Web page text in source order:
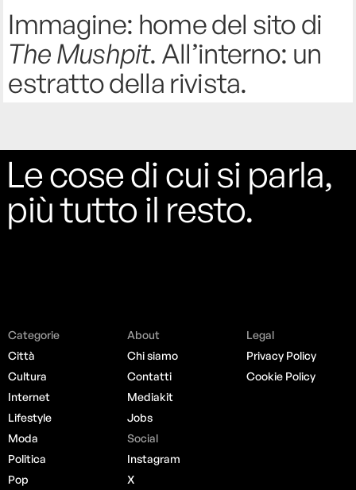
Immagine: home del sito di
The Mushpit. All’interno: un
estratto della rivista.
Le cose di cui si parla,
più tutto il resto.
Categorie
Città
Cultura
Internet
Lifestyle
Moda
Politica
Pop
About
Chi siamo
Contatti
Mediakit
Jobs
Social
Instagram
X
Legal
Privacy Policy
Cookie Policy